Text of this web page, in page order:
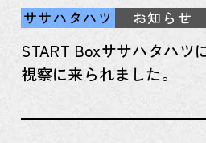
ササハタハツ
お知らせ
START Boxササハタハツ
視察に来られました。